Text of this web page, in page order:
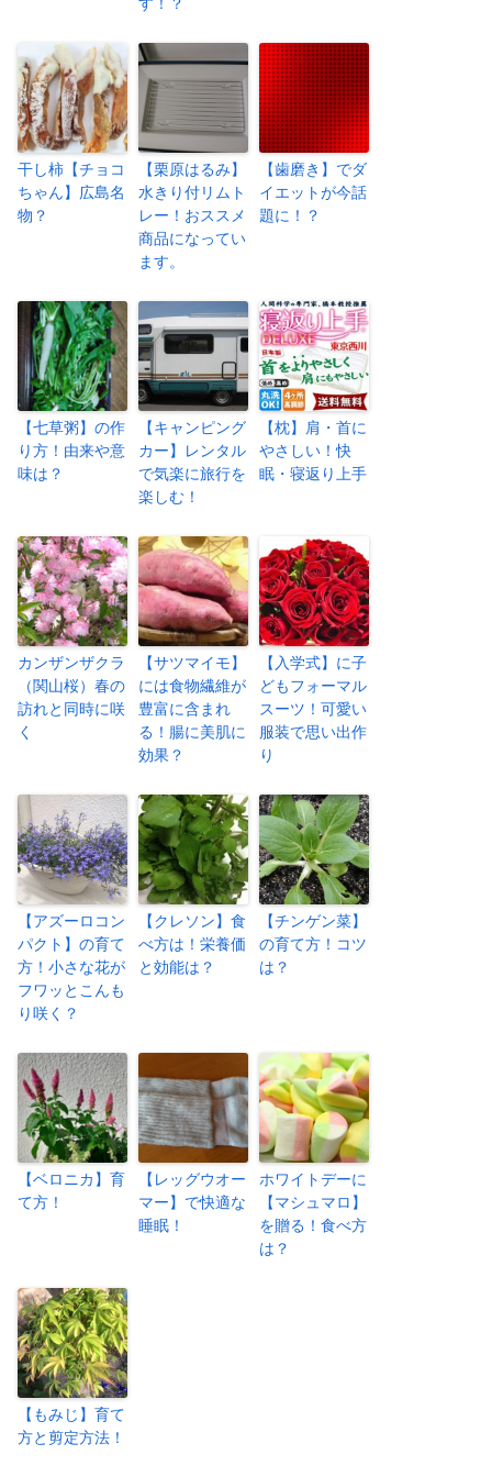
干し柿【チョコ
ちゃん】広島名
物？
【栗原はるみ】
水きり付リムト
レー！おススメ
商品になってい
ます。
【歯磨き】でダ
イエットが今話
題に！？
【七草粥】の作
り方！由来や意
味は？
【キャンピング
カー】レンタル
で気楽に旅行を
楽しむ！
【枕】肩・首に
やさしい！快
眠・寝返り上手
カンザンザクラ
（関山桜）春の
訪れと同時に咲
く
【サツマイモ】
には食物繊維が
豊富に含まれ
る！腸に美肌に
効果？
【入学式】に子
どもフォーマル
スーツ！可愛い
服装で思い出作
り
【アズーロコン
パクト】の育て
方！小さな花が
フワッとこんも
り咲く？
【クレソン】食
べ方は！栄養価
と効能は？
【チンゲン菜】
の育て方！コツ
は？
【ベロニカ】育
て方！
【レッグウオー
マー】で快適な
睡眠！
ホワイトデーに
【マシュマロ】
を贈る！食べ方
は？
【もみじ】育て
方と剪定方法！